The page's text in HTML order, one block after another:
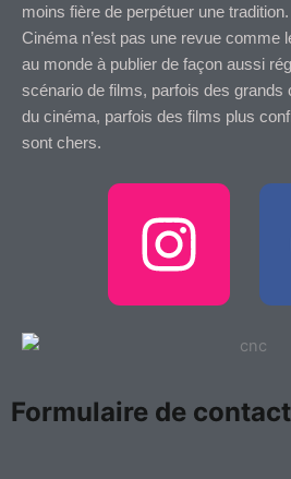
moins fière de perpétuer une
Cinéma n’est pas une revue comme
au monde à publier de façon aussi
scénario de films, parfois des grands
du cinéma, parfois des films plus
sont chers.
I
n
t
Formulaire de